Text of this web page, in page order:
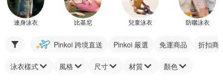
連身泳衣 比基尼 兒童泳衣 防曬泳衣
Pinkoi 跨境直送 Pinkoi 嚴選 免運商品 折扣商
泳衣樣式 風格 尺寸 材質 顏色